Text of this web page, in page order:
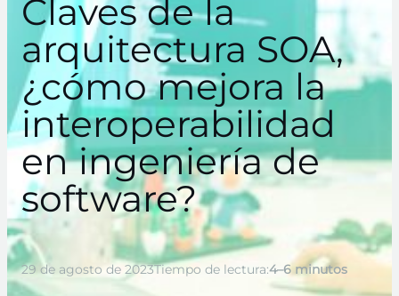
Claves de la
arquitectura SOA,
¿cómo mejora la
interoperabilidad
en ingeniería de
software?
29 de agosto de 2023Tiempo de lectura:4–6 minutos